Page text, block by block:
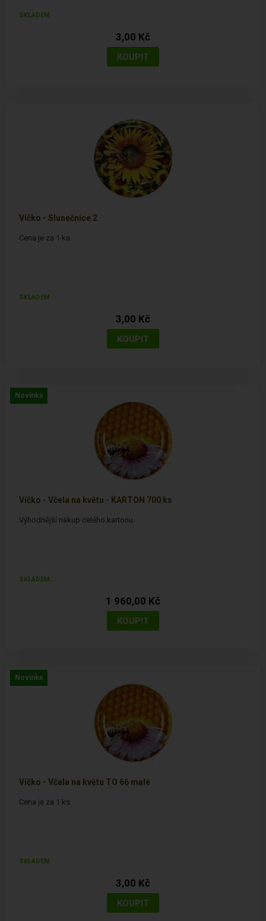
SKLADEM
3,00 Kč
Víčko - Slunečnice 2
Cena je za 1 ks.
SKLADEM
3,00 Kč
Novinka
Víčko - Včela na květu - KARTON 700 ks
Výhodnější nákup celého kartonu.
SKLADEM
1 960,00 Kč
Novinka
Víčko - Včela na květu TO 66 malé
Cena je za 1 ks.
SKLADEM
3,00 Kč